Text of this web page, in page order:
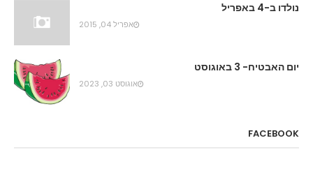
נולדו ב-4 באפריל
אפריל 04, 2015
יום האבטיח- 3 באוגוסט
אוגוסט 03, 2023
FACEBOOK